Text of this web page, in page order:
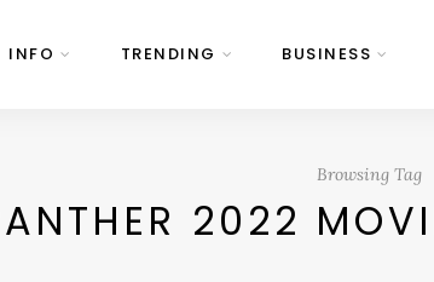
INFO TRENDING BUSINESS
Browsing Tag
2022